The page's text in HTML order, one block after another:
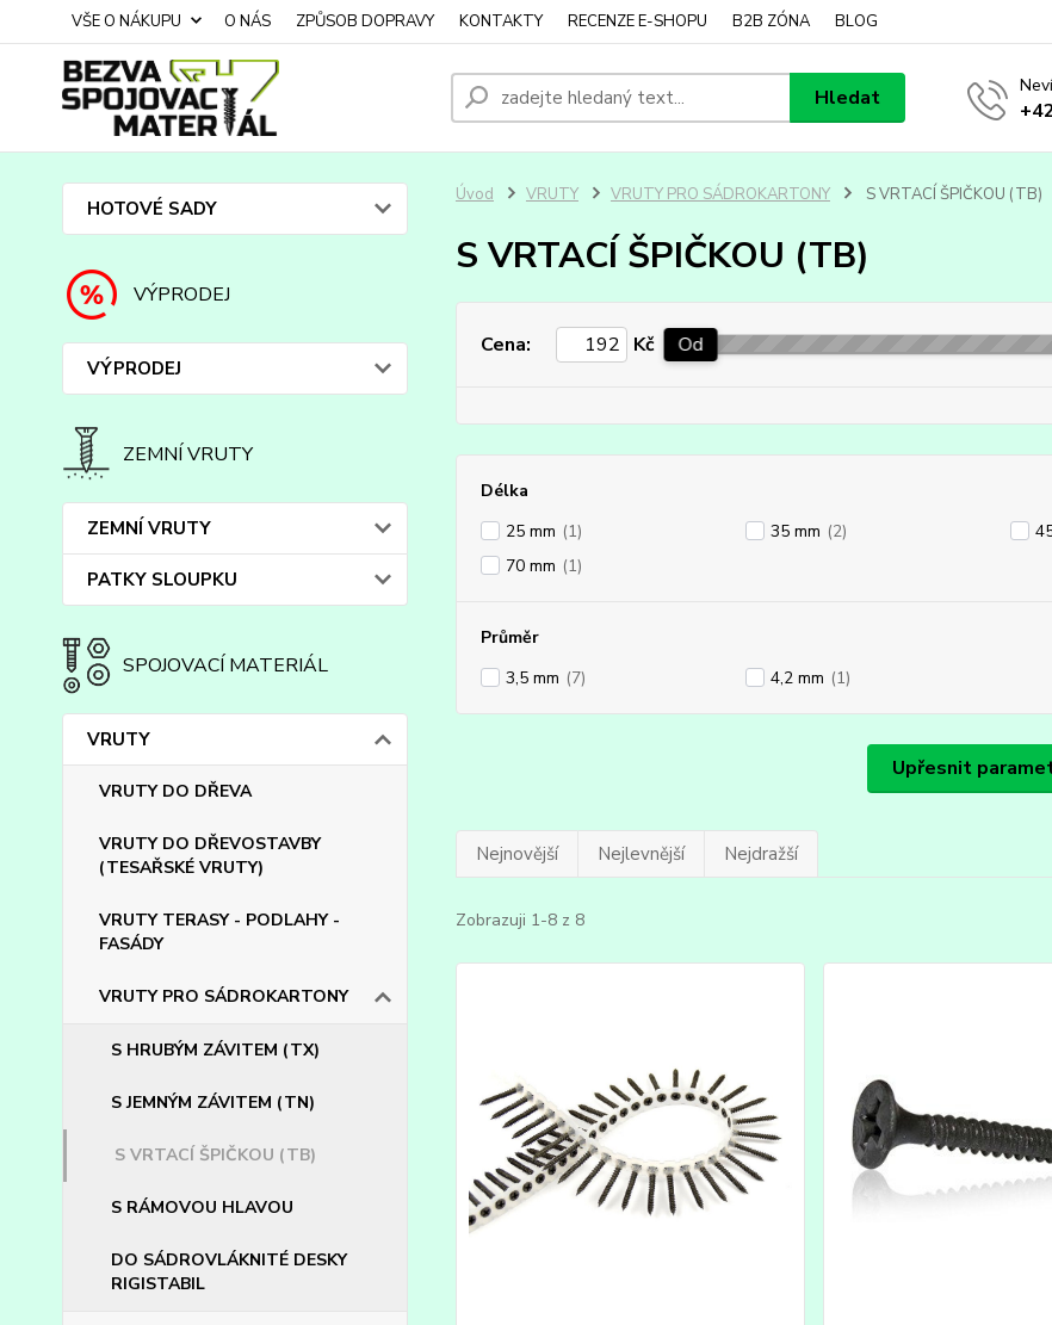
VŠE O NÁKUPU O NÁS ZPŮSOB DOPRAVY KONTAKTY RECENZE E-SHOPU B2B ZÓNA BLOG
Hledat
HOTOVÉ SADY
VÝPRODEJ
VÝPRODEJ
ZEMNÍ VRUTY
ZEMNÍ VRUTY
PATKY SLOUPKU
SPOJOVACÍ MATERIÁL
VRUTY
VRUTY DO DŘEVA
VRUTY DO DŘEVOSTAVBY
(TESAŘSKÉ VRUTY)
VRUTY TERASY - PODLAHY -
FASÁDY
VRUTY PRO SÁDROKARTONY
S HRUBÝM ZÁVITEM (TX)
S JEMNÝM ZÁVITEM (TN)
S VRTACÍ ŠPIČKOU (TB)
S RÁMOVOU HLAVOU
DO SÁDROVLÁKNITÉ DESKY
RIGISTABIL
Úvod VRUTY VRUTY PRO SÁDROKARTONY S VRTACÍ ŠPIČKOU (TB)
S VRTACÍ ŠPIČKOU (TB)
Upřesnit
Cena: Kč Od
Délka
25 mm (1) 35 mm (2)
70 mm (1)
Průměr
3,5 mm (7) 4,2 mm (1)
Nejnovější Nejlevnější Nejdražší
Zobrazuji 1-8 z 8